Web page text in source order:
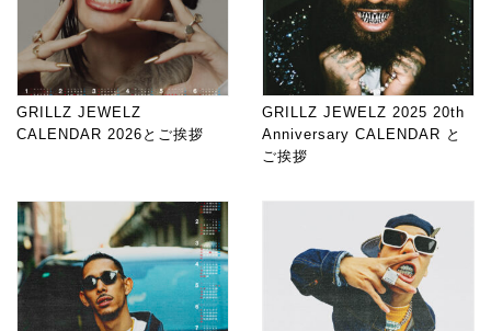
GRILLZ JEWELZ
CALENDAR 2026とご挨拶
GRILLZ JEWELZ 2025 20th
Anniversary CALENDAR と
ご挨拶